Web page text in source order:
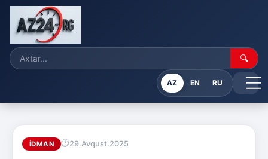
🔍
AZ EN RU
İDMAN 29.Avqust.2025